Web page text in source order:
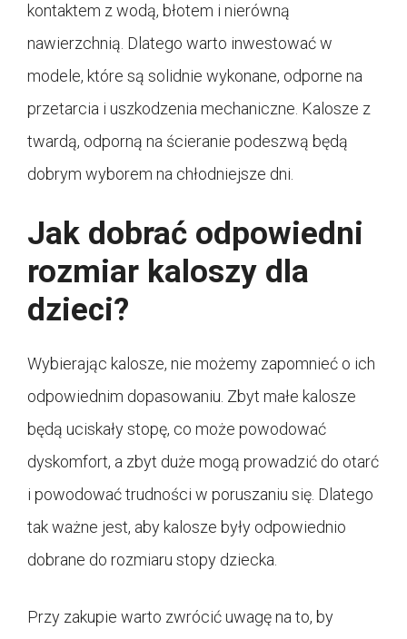
kontaktem z wodą, błotem i nierówną
nawierzchnią. Dlatego warto inwestować w
modele, które są solidnie wykonane, odporne na
przetarcia i uszkodzenia mechaniczne. Kalosze z
twardą, odporną na ścieranie podeszwą będą
dobrym wyborem na chłodniejsze dni.
Jak dobrać odpowiedni
rozmiar kaloszy dla
dzieci?
Wybierając kalosze, nie możemy zapomnieć o ich
odpowiednim dopasowaniu. Zbyt małe kalosze
będą uciskały stopę, co może powodować
dyskomfort, a zbyt duże mogą prowadzić do otarć
i powodować trudności w poruszaniu się. Dlatego
tak ważne jest, aby kalosze były odpowiednio
dobrane do rozmiaru stopy dziecka.
Przy zakupie warto zwrócić uwagę na to, by